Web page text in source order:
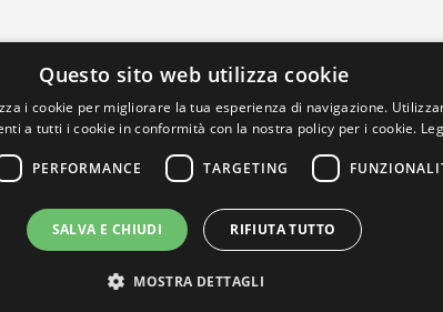
Questo sito web utilizza cookie
i cookie per migliorare la tua esperienza di navigazione.
a tutti i cookie in conformità con la nostra policy per i cookie.
PERFORMANCE TARGETING
SALVA E CHIUDI RIFIUTA TUTTO
MOSTRA DETTAGLI